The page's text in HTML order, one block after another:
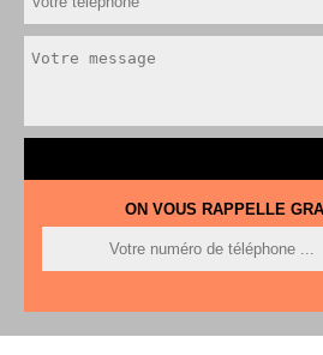
ON VOUS RAPPELLE